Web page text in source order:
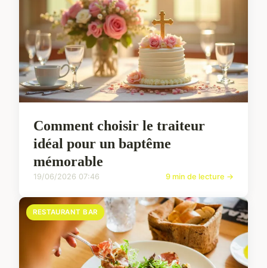
Comment choisir le traiteur
idéal pour un baptême
mémorable
19/06/2026 07:46 9 min de lecture →
RESTAURANT BAR